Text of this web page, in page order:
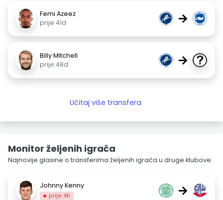
Femi Azeez
prije 41d
→
Billy Mitchell
prije 48d
→
Učitaj više transfera
Monitor željenih igrača
Najnovije glasine o transferima željenih igrača u druge klubove.
Johnny Kenny
prije 4h →